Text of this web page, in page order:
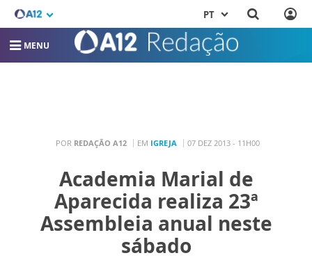
PT
MENU
POR REDAÇÃO A12 EM IGREJA 07 DEZ 2013 - 11H00
Academia Marial de
Aparecida realiza 23ª
Assembleia anual neste
sábado